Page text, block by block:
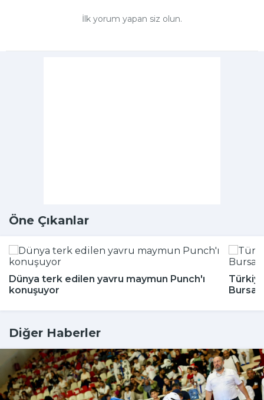
İlk yorum yapan siz olun.
Öne Çıkanlar
Dünya terk edilen yavru maymun Punch'ı
konuşuyor
Diğer Haberler